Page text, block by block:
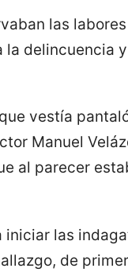
las
delincuencia
vestía
Manuel
al parecer
las
de